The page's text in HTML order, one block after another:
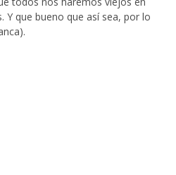
que bueno que así sea, por lo